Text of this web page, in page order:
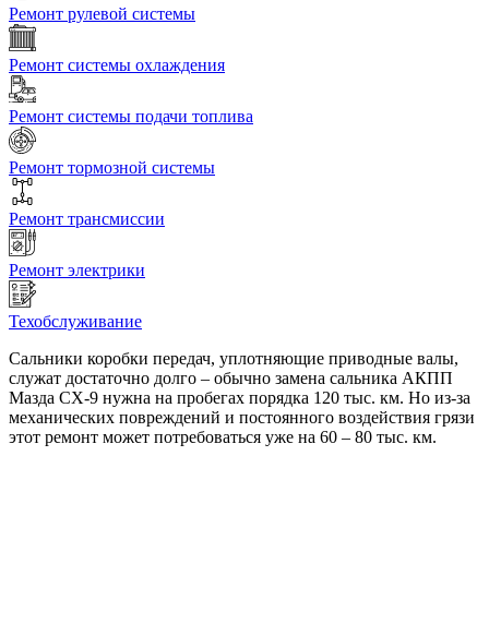
Ремонт рулевой системы
Ремонт системы охлаждения
Ремонт системы подачи топлива
Ремонт тормозной системы
Ремонт трансмиссии
Ремонт электрики
Техобслуживание
Сальники коробки передач, уплотняющие приводные валы,
служат достаточно долго – обычно замена сальника АКПП
Мазда СХ-9 нужна на пробегах порядка 120 тыс. км. Но из-за
механических повреждений и постоянного воздействия грязи
этот ремонт может потребоваться уже на 60 – 80 тыс. км.